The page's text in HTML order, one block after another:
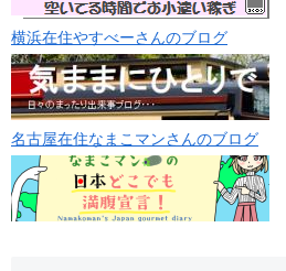
横浜在住やすべーさんのブログ
名古屋在住なまこマンさんのブログ